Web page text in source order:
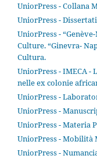
UniorPress - Collana
UniorPress -
UniorPress -
Culture. “Ginevra-
Cultura.
UniorPress - IMECA -
nelle ex colonie
UniorPress -
UniorPress -
UniorPress - Materia
UniorPress -
UniorPress -